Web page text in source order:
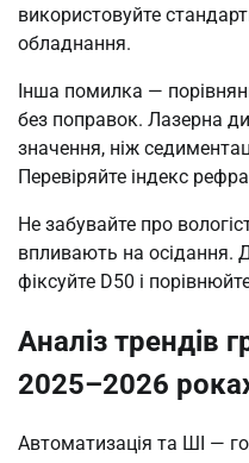
використовуйте
обладнання.
Інша помилка —
без поправок. Лазерна
значення, ніж
Перевіряйте індекс
Не забувайте про
впливають на осідання.
фіксуйте D50 і
Аналіз трендів
2025–2026
Автоматизація та ШІ —